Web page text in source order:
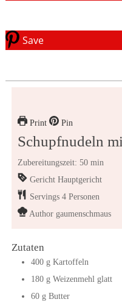
Save
Print Pin
Schupfnudeln
Zubereitungszeit: 50 min
Gericht Hauptgericht
Servings 4 Personen
Author gaumenschmaus
Zutaten
400 g Kartoffeln
180 g Weizenmehl glatt
60 g Butter